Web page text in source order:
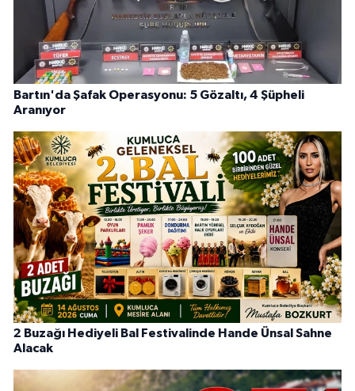
Bartın'da Şafak Operasyonu: 5 Gözaltı, 4 Şüpheli
Aranıyor
2 Buzağı Hediyeli Bal Festivalinde Hande Ünsal Sahne
Alacak